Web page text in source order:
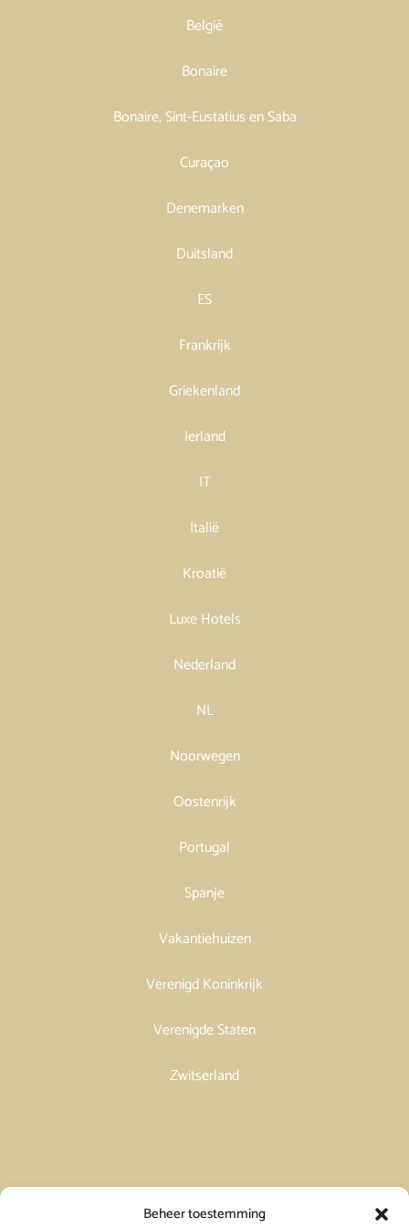
Beheer toestemming
België
Bonaire
Bonaire, Sint-Eustatius en Saba
Curaçao
Denemarken
Duitsland
ES
Frankrijk
Griekenland
Ierland
IT
Italië
Kroatië
Luxe Hotels
Nederland
NL
Noorwegen
Oostenrijk
Portugal
Spanje
Vakantiehuizen
Verenigd Koninkrijk
Verenigde Staten
Zwitserland